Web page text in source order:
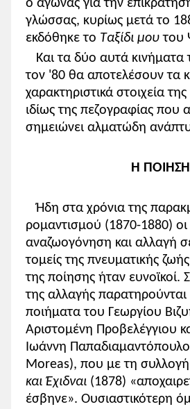
ο αγώνας για την
γλώσσας, κυρίως μετά το
εκδόθηκε το Ταξίδι μου του
Και τα δύο αυτά κινήματα
τον '80 θα αποτελέσουν τα
χαρακτηριστικά στοιχεία
ιδίως της πεζογραφίας που
σημειώνει αλματώδη
Η ΠΟΙΗΣΗ
Ήδη στα χρόνια της
ρομαντισμού (1870-1880) οι
αναζωογόνηση και αλλαγή
τομείς της πνευματικής ζωής
της ποίησης ήταν ευνοϊκοί.
της αλλαγής
ποιήματα του Γεωργίου
Αριστομένη Προβελέγγιου
Ιωάννη
Moreas), που με τη
και Έχιδναι (1878)
έσβηνε». Ουσιαστικότερη